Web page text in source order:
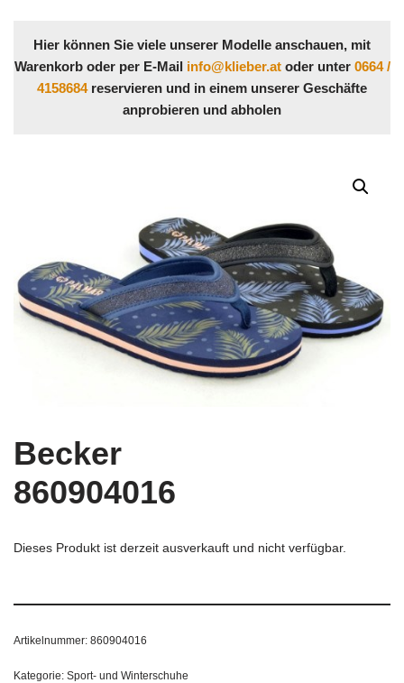
Hier können Sie viele unserer Modelle anschauen, mit
Warenkorb oder per E-Mail info@klieber.atoder unter 0664 /
4158684reservieren und in einem unserer Geschäfte
anprobieren und abholen
Becker
860904016
Dieses Produkt ist derzeit ausverkauft und nicht verfügbar.
Artikelnummer: 860904016
Kategorie: Sport- und Winterschuhe